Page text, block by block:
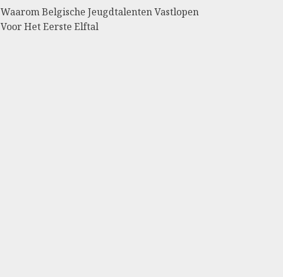
Waarom Belgische Jeugdtalenten Vastlopen
Voor Het Eerste Elftal